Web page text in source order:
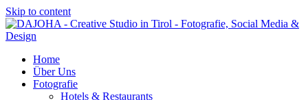
Skip to content
Home
Über Uns
Fotografie
Hotels & Restaurants